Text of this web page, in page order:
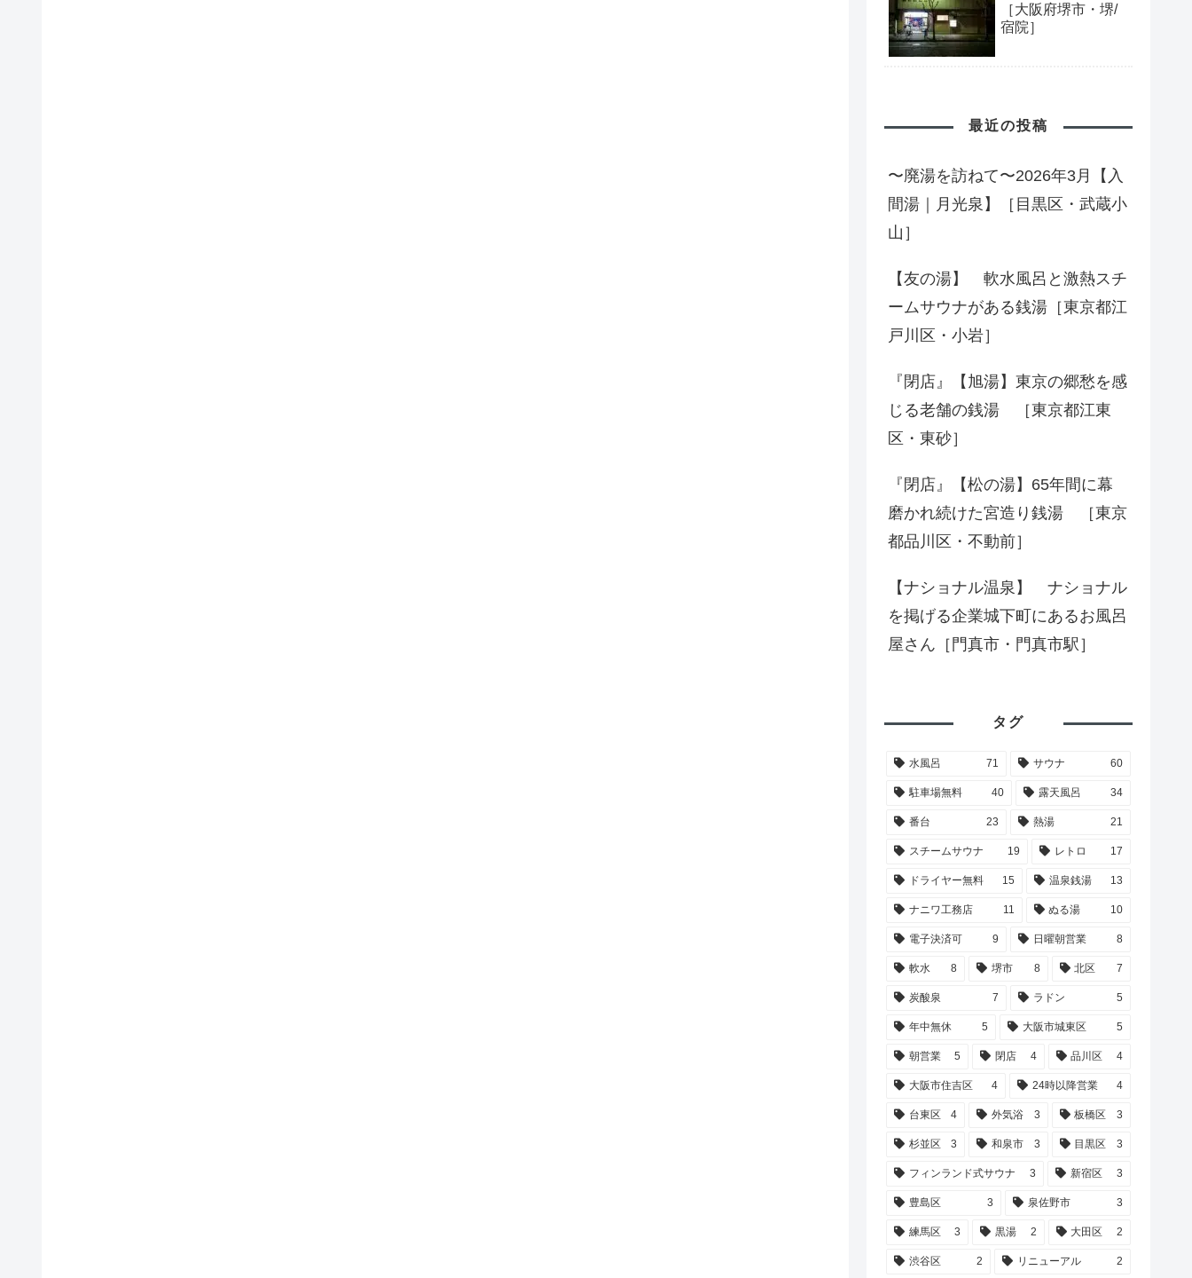
［大阪府堺市・堺/
宿院］
最近の投稿
〜廃湯を訪ねて〜2026年3月【入
間湯｜月光泉】［目黒区・武蔵小
山］
【友の湯】 軟水風呂と激熱スチ
ームサウナがある銭湯［東京都江
戸川区・小岩］
『閉店』【旭湯】東京の郷愁を感
じる老舗の銭湯 ［東京都江東
区・東砂］
『閉店』【松の湯】65年間に幕
磨かれ続けた宮造り銭湯 ［東京
都品川区・不動前］
【ナショナル温泉】 ナショナル
を掲げる企業城下町にあるお風呂
屋さん［門真市・門真市駅］
タグ
水風呂 71 サウナ 60
駐車場無料 40 露天風呂 34
番台 23 熱湯 21
スチームサウナ 19 レトロ 17
ドライヤー無料 15 温泉銭湯 13
ナニワ工務店 11 ぬる湯 10
電子決済可 9 日曜朝営業 8
軟水 8 堺市 8 北区 7
炭酸泉 7 ラドン 5
年中無休 5 大阪市城東区 5
朝営業 5 閉店 4 品川区 4
大阪市住吉区 4 24時以降営業 4
台東区 4 外気浴 3 板橋区 3
杉並区 3 和泉市 3 目黒区 3
フィンランド式サウナ 3 新宿区 3
豊島区 3 泉佐野市 3
練馬区 3 黒湯 2 大田区 2
渋谷区 2 リニューアル 2